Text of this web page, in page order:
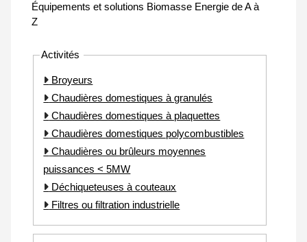
Équipements et solutions Biomasse Energie de A à
Z
Activités
Broyeurs
Chaudières domestiques à granulés
Chaudières domestiques à plaquettes
Chaudières domestiques polycombustibles
Chaudières ou brûleurs moyennes
puissances < 5MW
Déchiqueteuses à couteaux
Filtres ou filtration industrielle